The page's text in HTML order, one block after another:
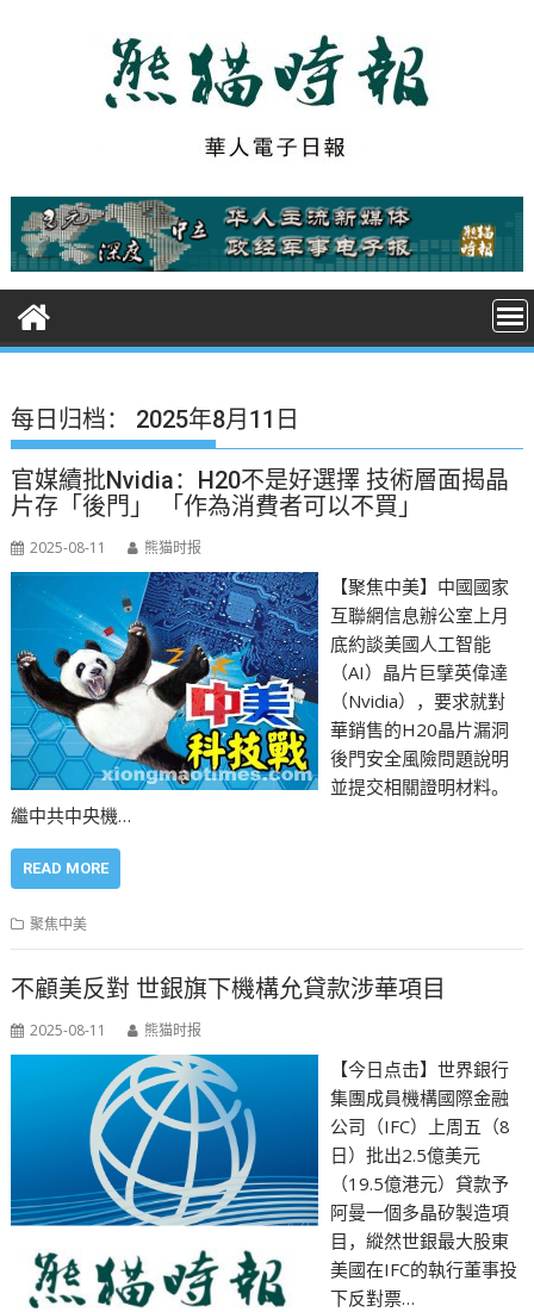
t
每日归档： 2025年8月11日
官媒續批Nvidia：H20不是好選擇 技術層面揭晶
片存「後門」 「作為消費者可以不買」
2025-08-11 熊猫时报
【聚焦中美】中國國家
互聯網信息辦公室上月
底約談美國人工智能
（AI）晶片巨擘英偉達
（Nvidia），要求就對
華銷售的H20晶片漏洞
後門安全風險問題說明
並提交相關證明材料。
繼中共中央機…
READ MORE
聚焦中美
不顧美反對 世銀旗下機構允貸款涉華項目
2025-08-11 熊猫时报
【今日点击】世界銀行
集團成員機構國際金融
公司（IFC）上周五（8
日）批出2.5億美元
（19.5億港元）貸款予
阿曼一個多晶矽製造項
目，縱然世銀最大股東
美國在IFC的執行董事投
下反對票…